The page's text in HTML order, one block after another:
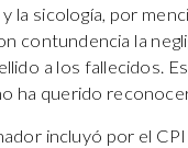
y la sicología, por
contundencia la
a los fallecidos.
ha querido
incluyó por el